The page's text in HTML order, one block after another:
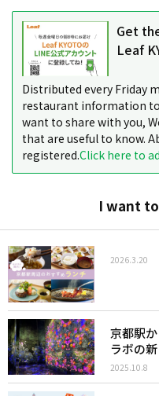
Get
Leaf
Distributed every Friday
restaurant information
want to share with you,
that are useful to know.
registered.Click here to
I want
2026.3.20
京都駅
ラボの
2025.10.8